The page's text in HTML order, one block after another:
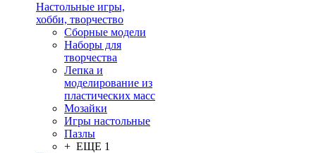
Настольные игры,
хобби, творчество
Сборные модели
Наборы для
творчества
Лепка и
моделирование из
пластических масс
Мозайки
Игры настольные
Пазлы
+ ЕЩЕ 1